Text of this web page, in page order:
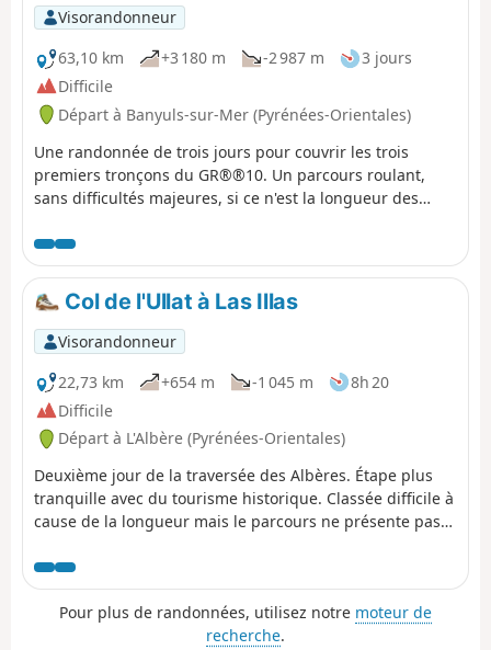
Visorandonneur
63,10 km
+3 180 m -2 987 m
3 jours
Difficile
Départ à Banyuls-sur-Mer (Pyrénées-Orientales)
Une randonnée de trois jours pour couvrir les trois
premiers tronçons du GR®®10. Un parcours roulant,
sans difficultés majeures, si ce n'est la longueur des
Col de l'Ullat à Las Illas
Visorandonneur
22,73 km
+654 m -1 045 m
8h 20
Difficile
Départ à L'Albère (Pyrénées-Orientales)
Deuxième jour de la traversée des Albères. Étape plus
tranquille avec du tourisme historique. Classée difficile à
cause de la longueur mais le parcours ne présente pas
simplement le GR®10.
Pour plus de randonnées, utilisez notre moteur de
recherche.